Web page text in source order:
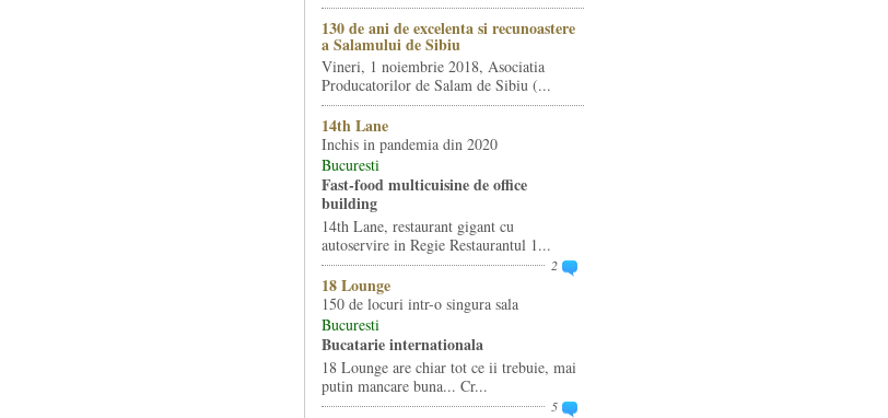
130 de ani de excelenta si recunoastere
a Salamului de Sibiu
Vineri, 1 noiembrie 2018, Asociatia
Producatorilor de Salam de Sibiu (...
14th Lane
Inchis in pandemia din 2020
Bucuresti
Fast-food multicuisine de office
building
14th Lane, restaurant gigant cu
autoservire in Regie Restaurantul 1...
2
18 Lounge
150 de locuri intr-o singura sala
Bucuresti
Bucatarie internationala
18 Lounge are chiar tot ce ii trebuie, mai
putin mancare buna... Cr...
5